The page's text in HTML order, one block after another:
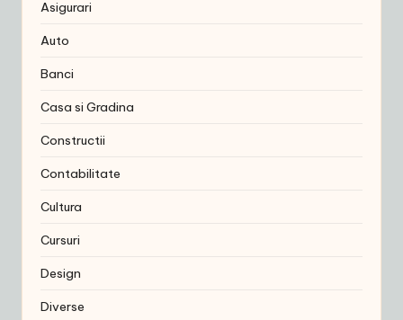
Asigurari
Auto
Banci
Casa si Gradina
Constructii
Contabilitate
Cultura
Cursuri
Design
Diverse